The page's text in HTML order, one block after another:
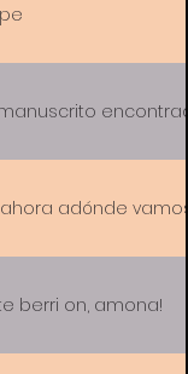
ahora adónde vamos?
berri on, amona!